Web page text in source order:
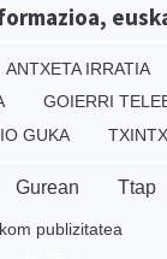
ANTXETA IRRATIA
GOIERRI
GUKA
Gurean Ttap
publizitatea